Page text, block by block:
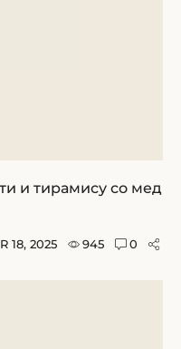
и тирамису со мед
18, 2025 945 0